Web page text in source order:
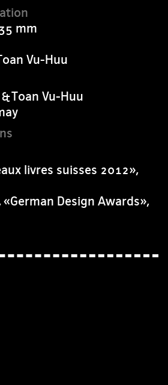
mm
Vu-Huu
Toan Vu-Huu
livres suisses 2012»,
Design Awards»,